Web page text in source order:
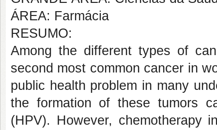
ÁREA: Farmácia
RESUMO:
Among the different types of
second most common cancer in
public health problem in many
the formation of these tumors
(HPV). However, chemotherapy